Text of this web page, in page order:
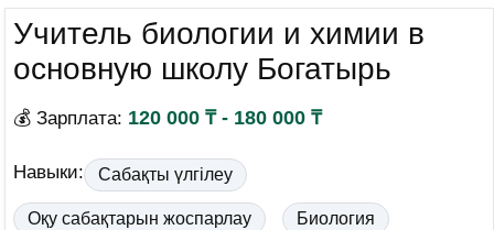
Учитель биологии и химии в
основную школу Богатырь
💰 Зарплата: 120 000 ₸ - 180 000 ₸
Навыки: Сабақты үлгілеу
Оқу сабақтарын жоспарлау Биология